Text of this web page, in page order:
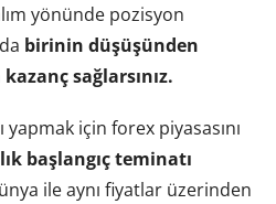
yönünde pozisyon
birinin düşüşünden
sağlarsınız.
yapmak için forex piyasasını
başlangıç teminatı
ile aynı fiyatlar üzerinden